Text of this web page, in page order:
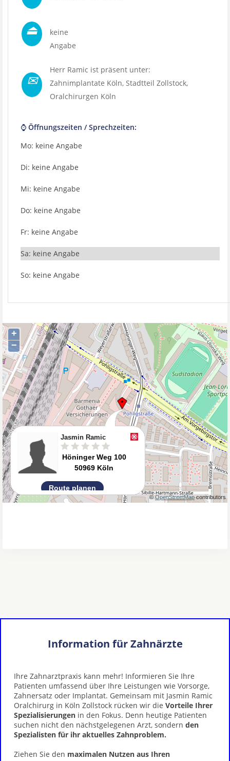
⏏
keine
Angabe
✉
Herr Ramic ist präsent unter:
Zahnimplantate Köln, Stadtteil Zollstock,
Oralchirurgen Köln
⌚ Öffnungszeiten / Sprechzeiten:
Mo: keine Angabe
Di: keine Angabe
Mi: keine Angabe
Do: keine Angabe
Fr: keine Angabe
Sa: keine Angabe
So: keine Angabe
Information für Zahnärzte
Ihre Zahnarztpraxis kann mehr! Informieren Sie Ihre
Patienten umfassend über Ihre Leistungen wie Vorsorge,
Zahnersatz oder Implantat. Gemeinsam mit Jasmin Ramic
Oralchirurg in Köln Zollstock rücken wir die Vorteile Ihrer
Spezialisierungen in den Fokus. Denn heutige Patienten
suchen nicht den nächstgelegenen Arzt, sondern den
Spezialisten für ihr aktuelles Zahnproblem.
Ziehen Sie den maximalen Nutzen aus Ihren